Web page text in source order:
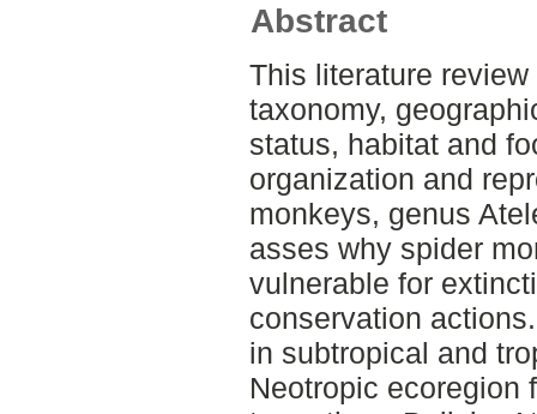
Abstract
This literature
taxonomy,
status, habitat and
organization and
monkeys, genus
asses why spider
vulnerable for
conservation
in subtropical and
Neotropic ecoregion